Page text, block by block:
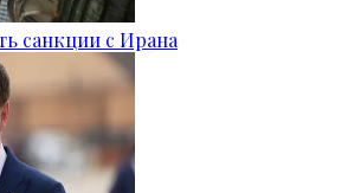
санкции с Ирана